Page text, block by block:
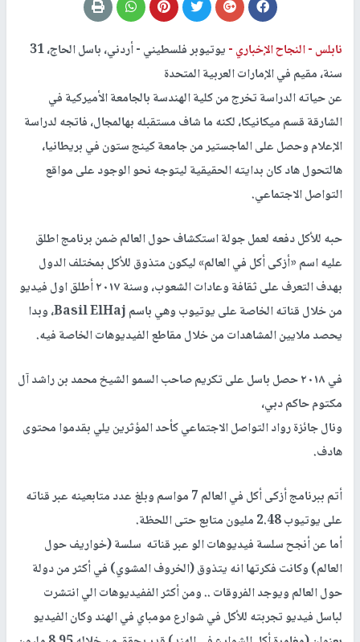
نابلس -النجاح الإخباري -
يوتيوبر فلسطيني - أردني، باسل الحاج، 31
سنة، مقيم في الإمارات العربية المتحدة
عن حياته الدراسة تخرج من كلية الهندسة بالجامعة الأميركية في
الشارقة قسم ميكانيكا، لكنه ما شاف مستقبله بهالمجال، فاتجه لدراسة
الإعلام وحصل على الماجستير من جامعة كينج ستون في بريطانيا،
هالتحول هاد كان بدايته الحقيقية ليتوجه نحو الوجود على مواقع
التواصل الاجتماعي.
حبه للأكل دفعه لعمل جولة استكشاف حول العالم ضمن برنامج اطلق
عليه اسم «أزكى أكل في العالم» ليكون متذوق للأكل بمختلف الدول
بهدف التعرف على ثقافة وعادات الشعوب، وسنة ٢٠١٧ أطلق اول فیدیو
من خلال قناته الخاصة على یوتیوب وهي باسم Basil ElHaj، وبدا
یحصد ملایین المشاھدات من خلال مقاطع الفيديوهات الخاصة فيه.
في ٢٠١٨ حصل باسل على تكریم صاحب السمو الشیخ محمد بن راشد آل
مكتوم حاكم دبي،
ونال جائزة رواد التواصل الاجتماعي كأحد المؤثرین یلي بقدموا محتوى
ھادف.
أتم ببرنامج أزكى أكل في العالم 7 مواسم وبلغ عدد متابعينه عبر قناته
على يوتيوب 2.48 مليون متابع حتى اللحظة.
أما عن أنجح سلسة فيديوهات الو عبر قناته سلسة (خواريف حول
العالم) وكانت فكرتها انه يتذوق (الخروف المشوي) في أكثر من دولة
حول العالم ويوجد الفروقات .. ومن أكثر الففيديوهات الي انتشرت
لباسل فيديو تجربته للأكل في شوارع مومباي في الهند وكان الفيديو